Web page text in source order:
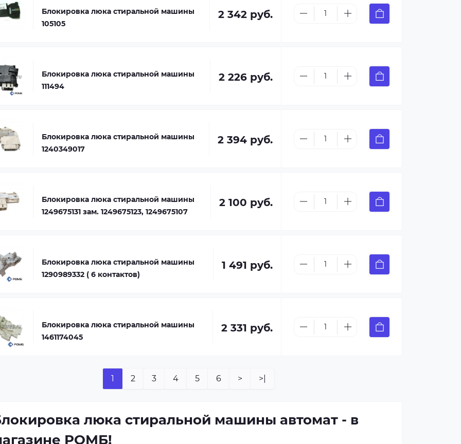
Блокировка люка стиральной машины
105105
2 342 руб.
Блокировка люка стиральной машины
111494
2 226 руб.
Блокировка люка стиральной машины
1240349017
2 394 руб.
Блокировка люка стиральной машины
1249675131 зам. 1249675123, 1249675107
2 100 руб.
Блокировка люка стиральной машины
1290989332 ( 6 контактов)
1 491 руб.
Блокировка люка стиральной машины
1461174045
2 331 руб.
1 2 3 4 5 6 > >|
люка стиральной машины автомат - в
РОМБ!